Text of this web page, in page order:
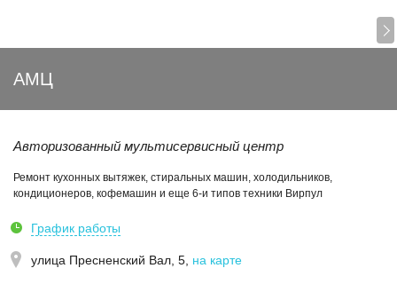
АМЦ
Авторизованный мультисервисный центр
Ремонт кухонных вытяжек, стиральных машин, холодильников,
кондиционеров, кофемашин и еще 6-и типов техники Вирпул
График работы
улица Пресненский Вал, 5 на карте